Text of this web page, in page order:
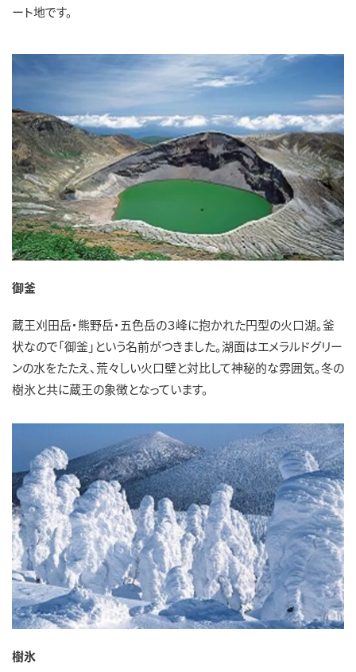
ート地です。
御釜
蔵王刈田岳・熊野岳・五色岳の３峰に抱かれた円型の火口湖。釜
状なので「御釜」という名前がつきました。湖面はエメラルドグリー
ンの水をたたえ、荒々しい火口壁と対比して神秘的な雰囲気。冬の
樹氷と共に蔵王の象徴となっています。
樹氷